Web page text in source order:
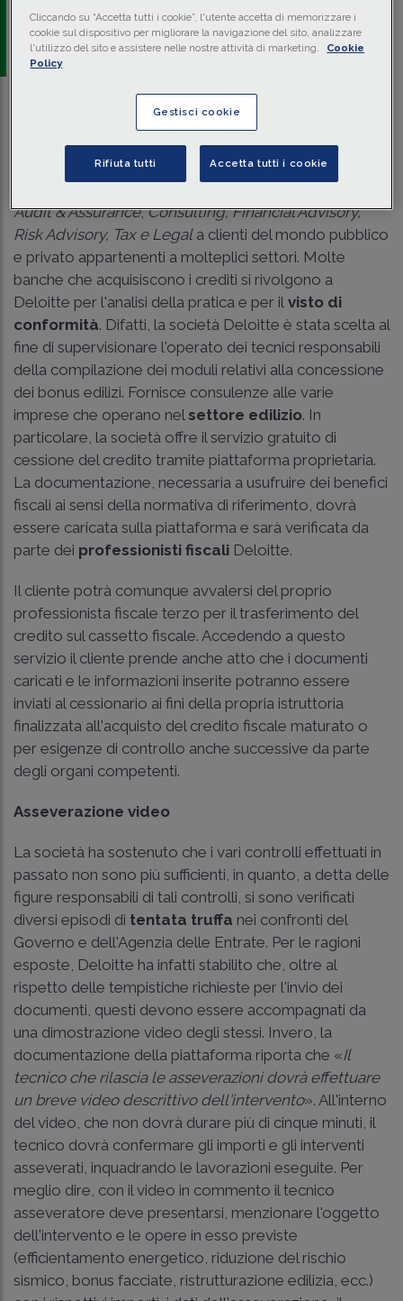
per i
bonus edilizi
di Maurizio Tarantino - Avvocato
Ascolta la news
Tempo di lettura5 min.
Audit & Assurance,Consulting, Financial Advisory,
Risk Advisory, Tax e Legala clienti del mondo pubblico
e privato appartenenti a molteplici settori. Molte
banche che acquisiscono i crediti si rivolgono a
Deloitte per l'analisi della pratica e per il visto di
conformità. Difatti, la società Deloitte è stata scelta al
fine di supervisionare l'operato dei tecnici responsabili
della compilazione dei moduli relativi alla concessione
dei bonus edilizi. Fornisce consulenze alle varie
imprese che operano nel settore edilizio. In
particolare, la società offre il servizio gratuito di
cessione del credito tramite piattaforma proprietaria.
La documentazione, necessaria a usufruire dei benefici
fiscali ai sensi della normativa di riferimento, dovrà
essere caricata sulla piattaforma e sarà verificata da
parte dei professionisti fiscali Deloitte.
Il cliente potrà comunque avvalersi del proprio
professionista fiscale terzo per il trasferimento del
credito sul cassetto fiscale. Accedendo a questo
servizio il cliente prende anche atto che i documenti
caricati e le informazioni inserite potranno essere
inviati al cessionario ai fini della propria istruttoria
finalizzata all'acquisto del credito fiscale maturato o
per esigenze di controllo anche successive da parte
degli organi competenti.
Asseverazione video
La società ha sostenuto che i vari controlli effettuati in
passato non sono più sufficienti, in quanto, a detta delle
figure responsabili di tali controlli, si sono verificati
diversi episodi di tentata truffa nei confronti del
Governo e dell'Agenzia delle Entrate. Per le ragioni
esposte, Deloitte ha infatti stabilito che, oltre al
rispetto delle tempistiche richieste per l'invio dei
documenti, questi devono essere accompagnati da
una dimostrazione video degli stessi. Invero, la
documentazione della piattaforma riporta che «Il
tecnico che rilascia le asseverazioni dovrà effettuare
un breve video descrittivo dell'intervento». All'interno
del video, che non dovrà durare più di cinque minuti, il
tecnico dovrà confermare gli importi e gli interventi
asseverati, inquadrando le lavorazioni eseguite. Per
meglio dire, con il video in commento il tecnico
asseveratore deve presentarsi, menzionare l'oggetto
dell'intervento e le opere in esso previste
(efficientamento energetico, riduzione del rischio
sismico, bonus facciate, ristrutturazione edilizia, ecc.)
Cliccando su “Accetta tutti i cookie”, l'utente accetta di memorizzare i
cookie sul dispositivo per migliorare la navigazione del sito, analizzare
l'utilizzo del sito e assistere nelle nostre attività di marketing.
Cookie
Policy
Gestisci cookie
Rifiuta tutti Accetta tutti i cookie